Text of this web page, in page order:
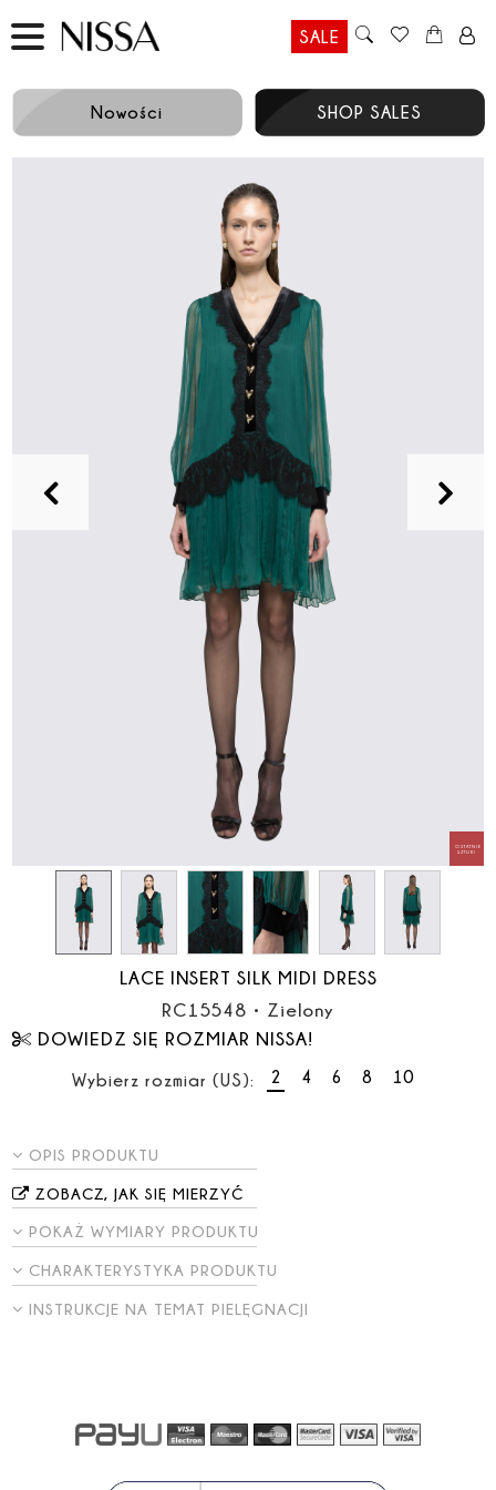
SALE
Nowości SHOP SALES
Prev
LACE INSERT SILK MIDI DRESS
RC15548 • Zielony
DOWIEDZ SIĘ ROZMIAR NISSA!
Wybierz rozmiar (US): 2 4 6 8 10
OPIS PRODUKTU
ZOBACZ, JAK SIĘ MIERZYĆ
POKAŻ WYMIARY PRODUKTU
CHARAKTERYSTYKA PRODUKTU
INSTRUKCJE NA TEMAT PIELĘGNACJI